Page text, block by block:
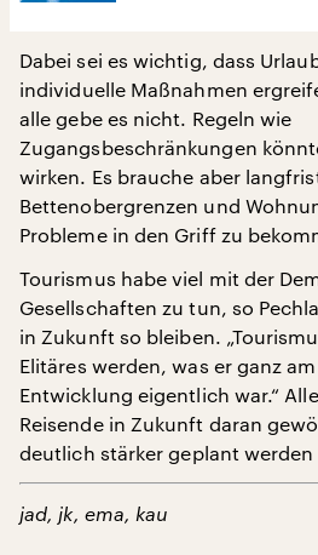
Dabei sei es wichtig, dass
individuelle Maßnahmen
alle gebe es nicht. Regeln wie
Zugangsbeschränkungen
wirken. Es brauche aber
Bettenobergrenzen und
Probleme in den Griff zu
Tourismus habe viel mit der
Gesellschaften zu tun, so
in Zukunft so bleiben.
Elitäres werden, was er ganz
Entwicklung eigentlich war.“
Reisende in Zukunft daran
deutlich stärker geplant werden
jad, jk, ema, kau